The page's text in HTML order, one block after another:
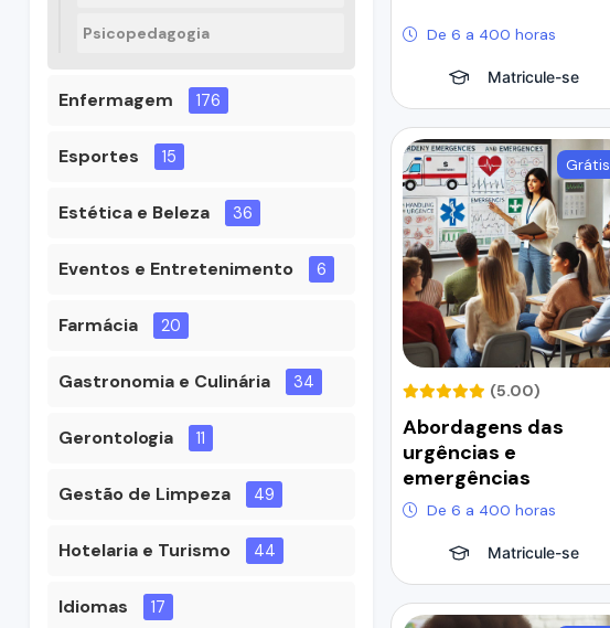
Psicopedagogia
Enfermagem 176
Esportes 15
Estética e Beleza 36
Eventos e Entretenimento 6
Farmácia 20
Gastronomia e Culinária 34
Gerontologia 11
Gestão de Limpeza 49
Hotelaria e Turismo 44
Idiomas 17
De 6 a 400 horas
Matricule-se
Grátis
(5.00)
Abordagens das
urgências e
emergências
De 6 a 400 horas
Matricule-se